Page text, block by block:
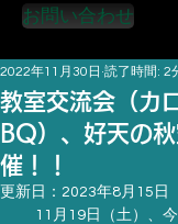
お問い合わせ
教室交流会（カ
BQ）、好天の
催！！
2022年11月30日 読了時間: 2
更新日： 2023年8月15日
11月19日（土）、